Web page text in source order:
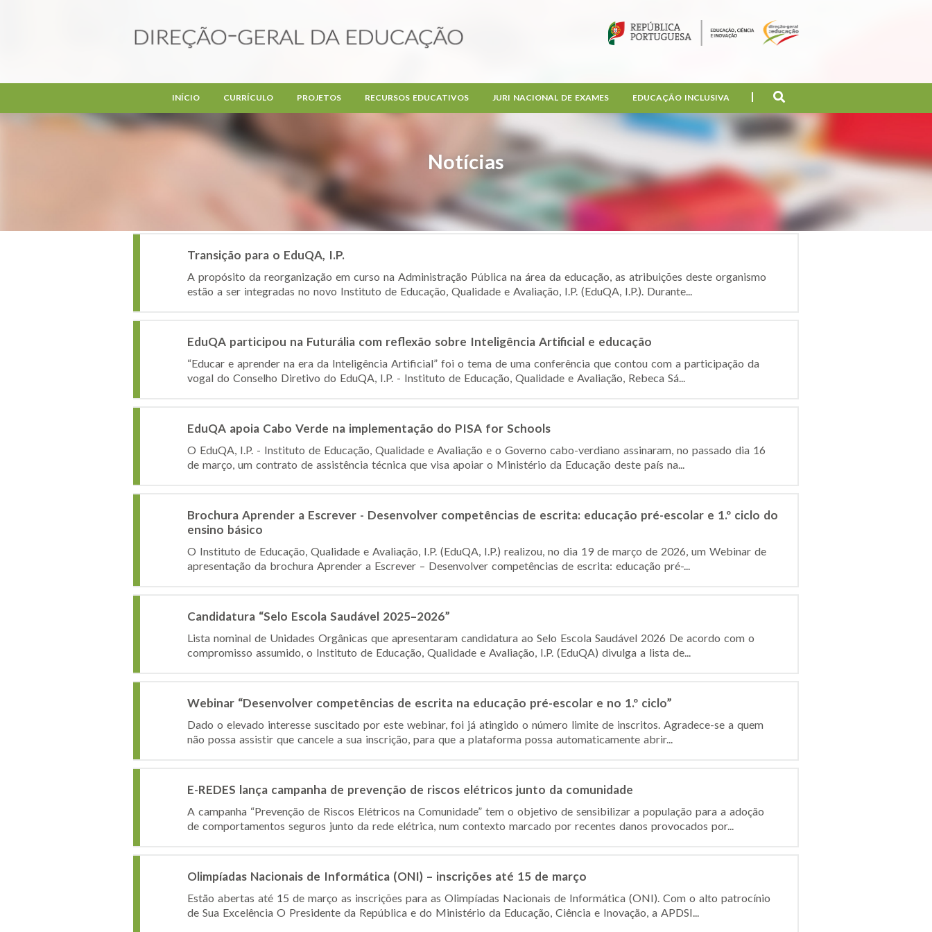
Notícias
INÍCIO CURRÍCULO PROJETOS RECURSOS EDUCATIVOS JURI NACIONAL DE EXAMES EDUCAÇÃO INCLUSIVA
Transição para o EduQA, I.P.
A propósito da reorganização em curso na Administração Pública na área da educação, as atribuições deste organismo
estão a ser integradas no novo Instituto de Educação, Qualidade e Avaliação, I.P. (EduQA, I.P.). Durante...
EduQA participou na Futurália com reflexão sobre Inteligência Artificial e educação
“Educar e aprender na era da Inteligência Artificial” foi o tema de uma conferência que contou com a participação da
vogal do Conselho Diretivo do EduQA, I.P. - Instituto de Educação, Qualidade e Avaliação, Rebeca Sá...
EduQA apoia Cabo Verde na implementação do PISA for Schools
O EduQA, I.P. - Instituto de Educação, Qualidade e Avaliação e o Governo cabo-verdiano assinaram, no passado dia 16
de março, um contrato de assistência técnica que visa apoiar o Ministério da Educação deste país na...
Brochura Aprender a Escrever - Desenvolver competências de escrita: educação pré-escolar e 1.º ciclo do
ensino básico
O Instituto de Educação, Qualidade e Avaliação, I.P. (EduQA, I.P.) realizou, no dia 19 de março de 2026, um Webinar de
apresentação da brochura Aprender a Escrever – Desenvolver competências de escrita: educação pré-...
Candidatura “Selo Escola Saudável 2025–2026”
Lista nominal de Unidades Orgânicas que apresentaram candidatura ao Selo Escola Saudável 2026 De acordo com o
compromisso assumido, o Instituto de Educação, Qualidade e Avaliação, I.P. (EduQA) divulga a lista de...
Webinar “Desenvolver competências de escrita na educação pré-escolar e no 1.º ciclo”
Dado o elevado interesse suscitado por este webinar, foi já atingido o número limite de inscritos. Agradece-se a quem
não possa assistir que cancele a sua inscrição, para que a plataforma possa automaticamente abrir...
E-REDES lança campanha de prevenção de riscos elétricos junto da comunidade
A campanha “Prevenção de Riscos Elétricos na Comunidade” tem o objetivo de sensibilizar a população para a adoção
de comportamentos seguros junto da rede elétrica, num contexto marcado por recentes danos provocados por...
Olimpíadas Nacionais de Informática (ONI) – inscrições até 15 de março
Estão abertas até 15 de março as inscrições para as Olimpíadas Nacionais de Informática (ONI). Com o alto patrocínio
de Sua Excelência O Presidente da República e do Ministério da Educação, Ciência e Inovação, a APDSI...